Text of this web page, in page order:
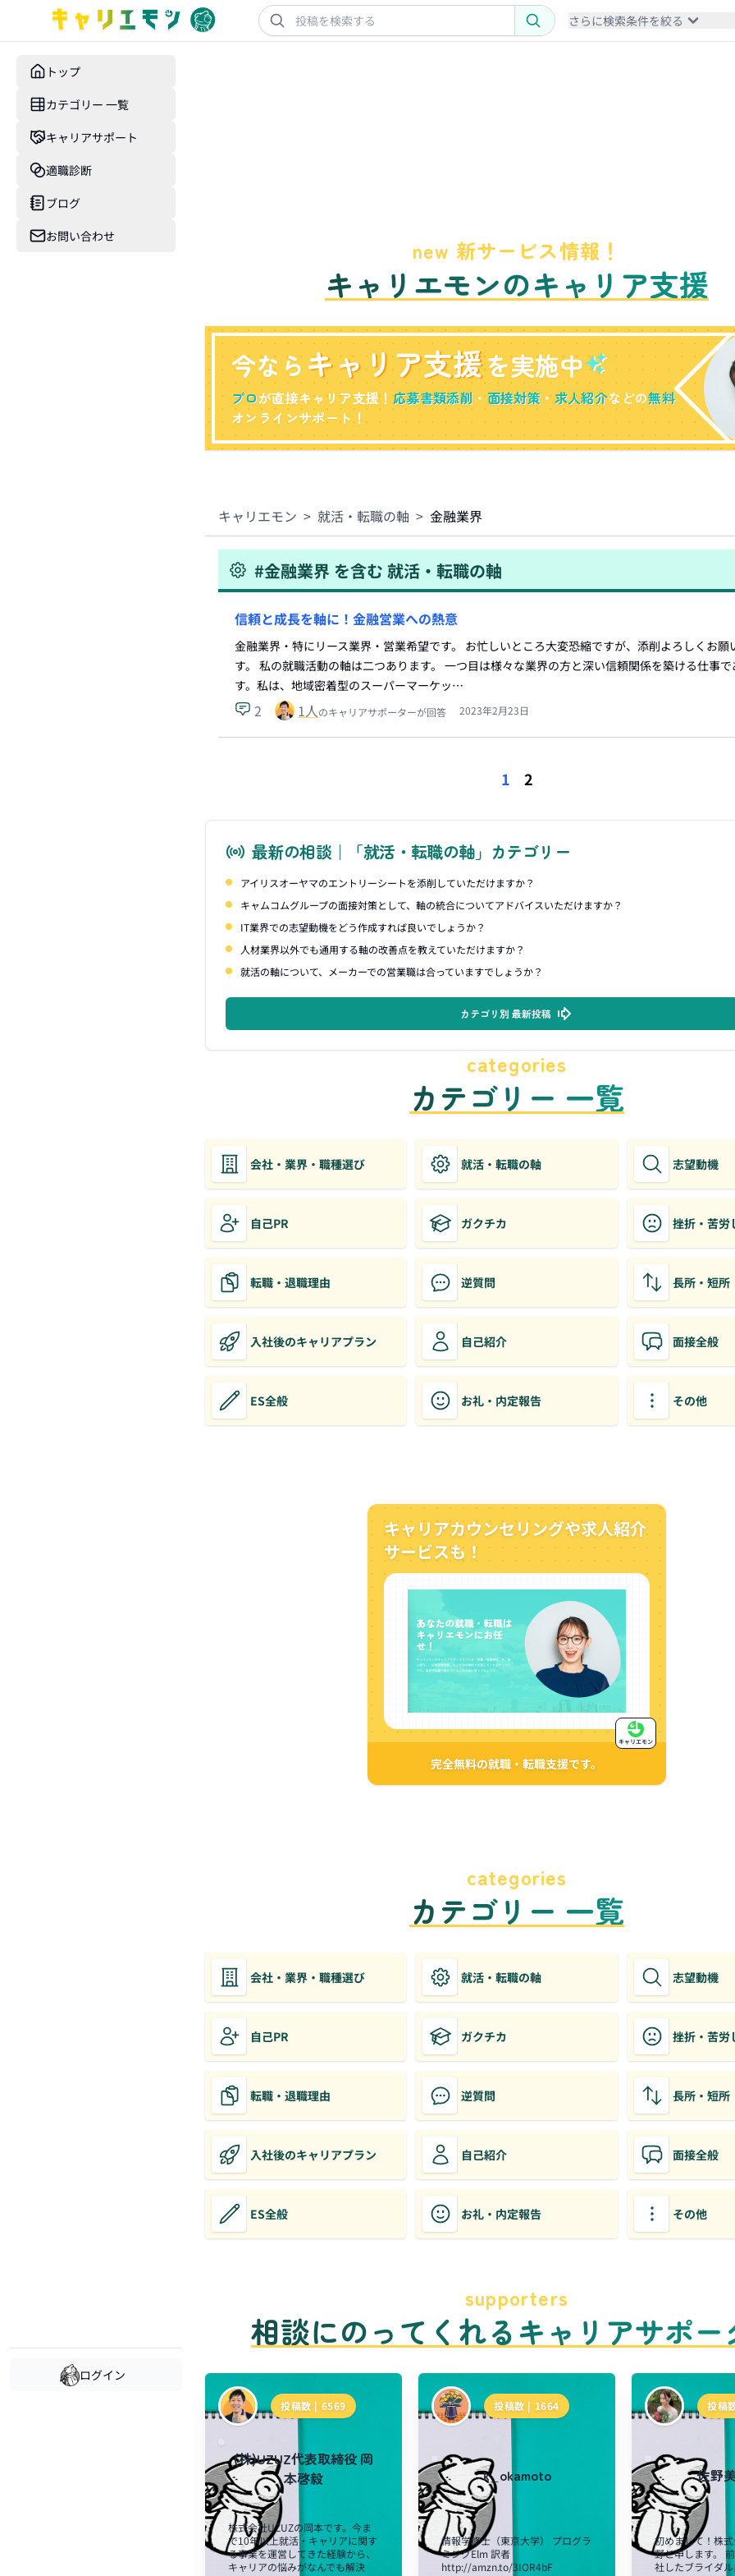
さらに検索条件を絞る
トップ
カテゴリー 一覧
キャリアサポート
適職診断
ブログ
お問い合わせ
ログイン
new 新サービス情報！
キャリエモンのキャリア支援
今ならキャリア支援を実施中
プロが直接キャリア支援！応募書類添削 ・面接対策 ・求人紹介などの無料
オンラインサポート！
キャリエモン > 就活・転職の軸 > 金融業界
#金融業界 を含む 就活・転職の軸
信頼と成長を軸に！金融営業への熱意
金融業界・特にリース業界・営業希望です。 お忙しいところ大変恐縮ですが、添削よろしくお願
す。 私の就職活動の軸は二つあります。 一つ目は様々な業界の方と深い信頼関係を築ける仕事
す。私は、地域密着型のスーパーマーケッ…
2 1人のキャリアサポーターが回答 2023年2月23日
1 2
最新の相談｜「就活・転職の軸」カテゴリー
アイリスオーヤマのエントリーシートを添削していただけますか？
キャムコムグループの面接対策として、軸の統合についてアドバイスいただけますか？
IT業界での志望動機をどう作成すれば良いでしょうか？
人材業界以外でも通用する軸の改善点を教えていただけますか？
就活の軸について、メーカーでの営業職は合っていますでしょうか？
カテゴリ別 最新投稿
categories
カテゴリー 一覧
会社・業界・職種選び 就活・転職の軸 志望動機
自己PR ガクチカ 挫折・苦労
転職・退職理由 逆質問 長所・短所
入社後のキャリアプラン 自己紹介 面接全般
ES全般 お礼・内定報告 その他
キャリアカウンセリングや求人紹介
サービスも！
完全無料の就職・転職支援です。
キャリエモン
categories
カテゴリー 一覧
会社・業界・職種選び 就活・転職の軸 志望動機
自己PR ガクチカ 挫折・苦労
転職・退職理由 逆質問 長所・短所
入社後のキャリアプラン 自己紹介 面接全般
ES全般 お礼・内定報告 その他
supporters
相談にのってくれるキャリアサポー
投稿数 | 6569
(株)UZUZ代表取締役 岡
本啓毅
株式会社UZUZの岡本です。今ま
で10年以上就活・キャリアに関す
る事業を運営してきた経験から、
キャリアの悩みがなんでも解決
投稿数 | 1664
k_okamoto
情報学修士（東京大学） プログラ
ミングElm 訳者
http://amzn.to/3IOR4bF
投稿
佐野
初めまして！株
野と申します。
社したブライダ